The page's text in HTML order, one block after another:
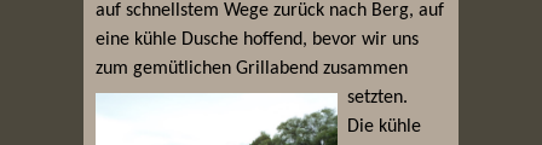
auf schnellstem Wege zurück nach Berg, auf
eine kühle Dusche hoffend, bevor wir uns
zum gemütlichen Grillabend zusammen
setzten.
Die kühle